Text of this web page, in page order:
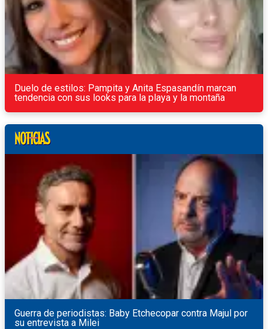
Duelo de estilos: Pampita y Anita Espasandín marcan
tendencia con sus looks para la playa y la montaña
Guerra de periodistas: Baby Etchecopar contra Majul por
su entrevista a Milei